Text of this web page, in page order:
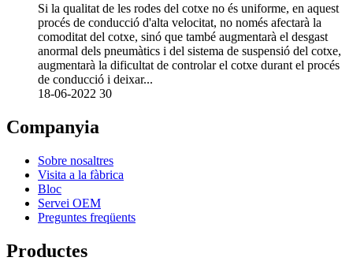
Si la qualitat de les rodes del cotxe no és uniforme, en aquest
procés de conducció d'alta velocitat, no només afectarà la
comoditat del cotxe, sinó que també augmentarà el desgast
anormal dels pneumàtics i del sistema de suspensió del cotxe,
augmentarà la dificultat de controlar el cotxe durant el procés
de conducció i deixar...
18-06-2022 30
Companyia
Sobre nosaltres
Visita a la fàbrica
Bloc
Servei OEM
Preguntes freqüents
Productes